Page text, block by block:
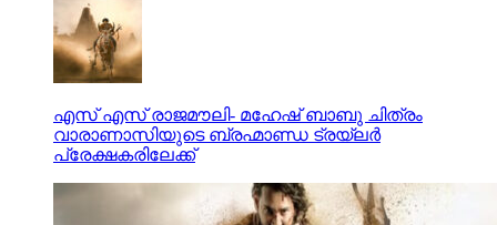
എസ് എസ് രാജമൗലി- മഹേഷ് ബാബു ചിത്രം
വാരാണാസിയുടെ ബ്രഹ്മാണ്ഡ ട്രയ്ലർ
പ്രേക്ഷകരിലേക്ക്